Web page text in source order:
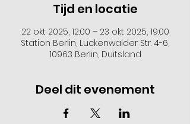
Tijd en locatie
22 okt 2025, 12:00 – 23 okt 2025, 19:00
Station Berlin, Luckenwalder Str. 4-6,
10963 Berlin, Duitsland
Deel dit evenement